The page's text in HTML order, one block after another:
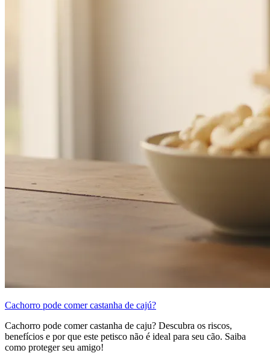
Cachorro pode comer castanha de cajú?
Cachorro pode comer castanha de caju? Descubra os riscos,
benefícios e por que este petisco não é ideal para seu cão. Saiba
como proteger seu amigo!